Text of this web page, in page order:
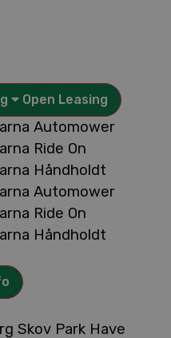
Open Leasing
Automower
Ride On
Håndholdt
Automower
Ride On
Håndholdt
Skov Park Have